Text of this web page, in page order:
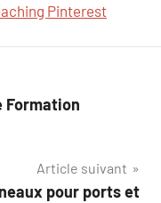
Pinterest
Formation
Article suivant
pour ports et